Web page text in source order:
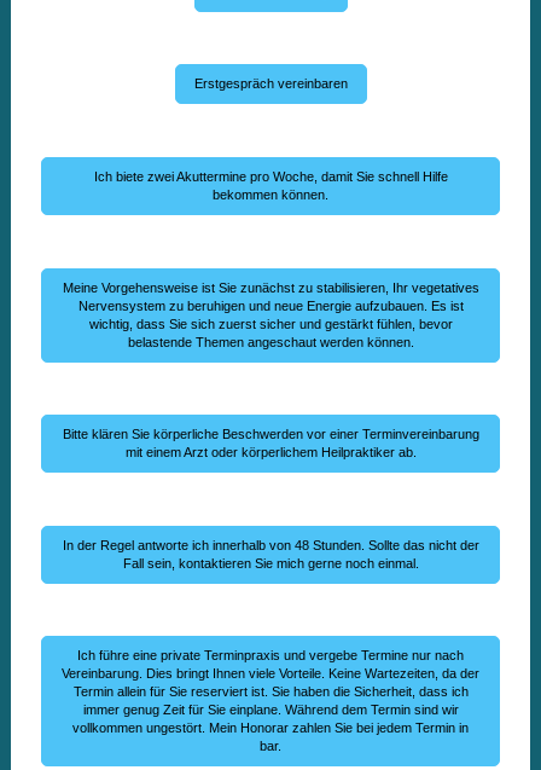
Erstgespräch vereinbaren
Ich biete zwei Akuttermine pro Woche, damit Sie schnell Hilfe
bekommen können.
Meine Vorgehensweise ist Sie zunächst zu stabilisieren, Ihr vegetatives
Nervensystem zu beruhigen und neue Energie aufzubauen. Es ist
wichtig, dass Sie sich zuerst sicher und gestärkt fühlen, bevor
belastende Themen angeschaut werden können.
Bitte klären Sie körperliche Beschwerden vor einer Terminvereinbarung
mit einem Arzt oder körperlichem Heilpraktiker ab.
In der Regel antworte ich innerhalb von 48 Stunden. Sollte das nicht der
Fall sein, kontaktieren Sie mich gerne noch einmal.
Ich führe eine private Terminpraxis und vergebe Termine nur nach
Vereinbarung. Dies bringt Ihnen viele Vorteile. Keine Wartezeiten, da der
Termin allein für Sie reserviert ist. Sie haben die Sicherheit, dass ich
immer genug Zeit für Sie einplane. Während dem Termin sind wir
vollkommen ungestört. Mein Honorar zahlen Sie bei jedem Termin in
bar.